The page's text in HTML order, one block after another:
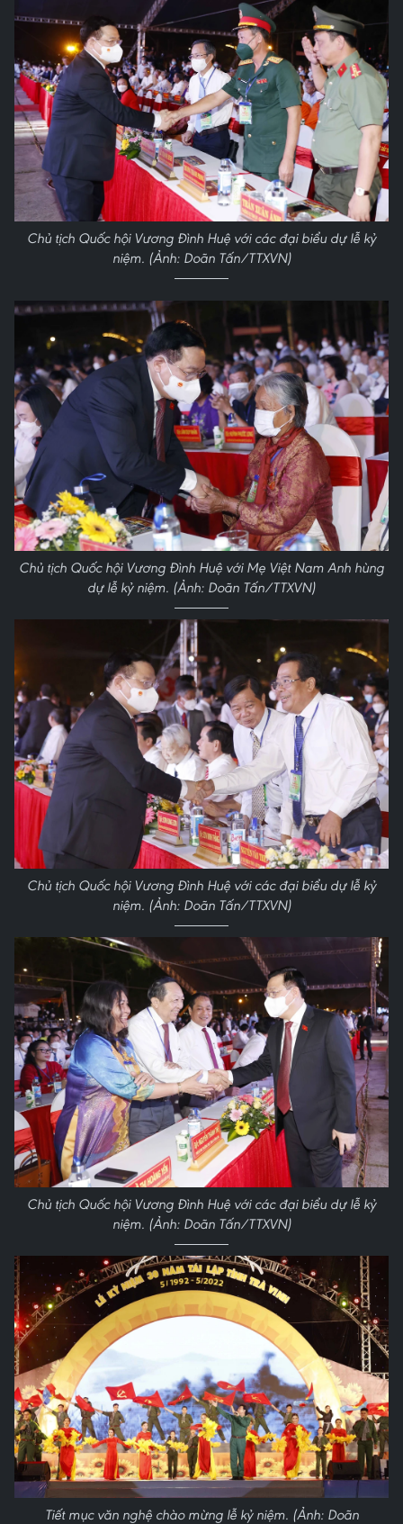
Chủ tịch Quốc hội Vương Đình Huệ với các đại biểu dự lễ kỷ
niệm. (Ảnh: Doãn Tấn/TTXVN)
Chủ tịch Quốc hội Vương Đình Huệ với Mẹ Việt Nam Anh hùng
dự lễ kỷ niệm. (Ảnh: Doãn Tấn/TTXVN)
Chủ tịch Quốc hội Vương Đình Huệ với các đại biểu dự lễ kỷ
niệm. (Ảnh: Doãn Tấn/TTXVN)
Chủ tịch Quốc hội Vương Đình Huệ với các đại biểu dự lễ kỷ
niệm. (Ảnh: Doãn Tấn/TTXVN)
Tiết mục văn nghệ chào mừng lễ kỷ niệm. (Ảnh: Doãn